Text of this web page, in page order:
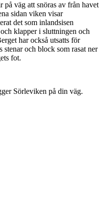
på väg att snöras av från havet
sidan viken visar
det som inlandsisen
klapper i sluttningen och
har också utsatts för
stenar och block som rasat ner
fot.
Sörleviken på din väg.